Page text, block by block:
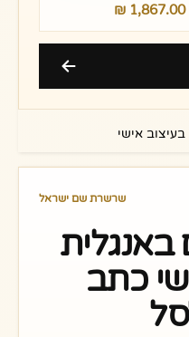
1,867.00
₪
אישי
שרשרת שם ישראל
כתב